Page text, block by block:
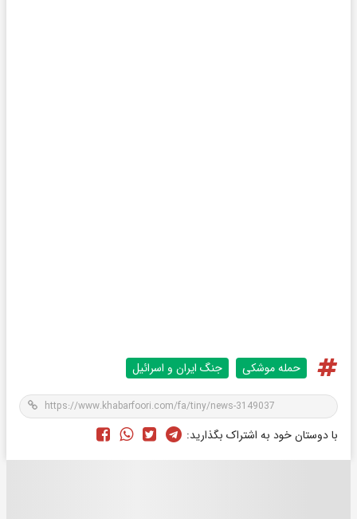
حمله موشکی جنگ ایران و اسرائیل
با دوستان خود به اشتراک بگذارید: